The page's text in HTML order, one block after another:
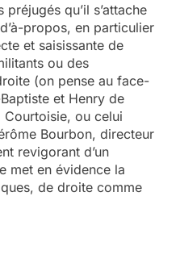
qu’il s’attache
propos, en particulier
et saisissante de
ou des
(on pense au face-
et Henry de
Courtoisie, ou celui
Bourbon, directeur
revigorant d’un
met en évidence la
de droite comme